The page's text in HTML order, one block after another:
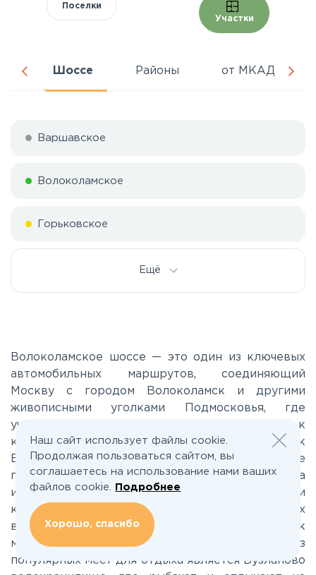
Поселки
Участки
Шоссе Районы от МКАД
Варшавское
Волоколамское
Горьковское
Калужское
Каширское
Киевское
Ленинградское
Лихачевское
Минское
Ещё
Волоколамское шоссе — это один из ключевых
автомобильных маршрутов, соединяющий
Москву с городом Волоколамск и другими
живописными уголками Подмосковья, где
участок может стать вашей отправной точкой к
комфортабельной загородной жизни. По пути к
Волоколамску вы встретите потрясающие
пейзажи, протянувшиеся через живописные леса
и поля. Шоссе не только усыпано природными
красотами, но и кривится вдоль нескольких
водоемов, которые привлекают внимание как
местных жителей, так и туристов. Одним из
популярных мест для отдыха является Бузланово
Наш сайт использует файлы cookie.
Продолжая пользоваться сайтом, вы
соглашаетесь на использование нами ваших
файлов cookie.
Подробнее
Хорошо, спасибо